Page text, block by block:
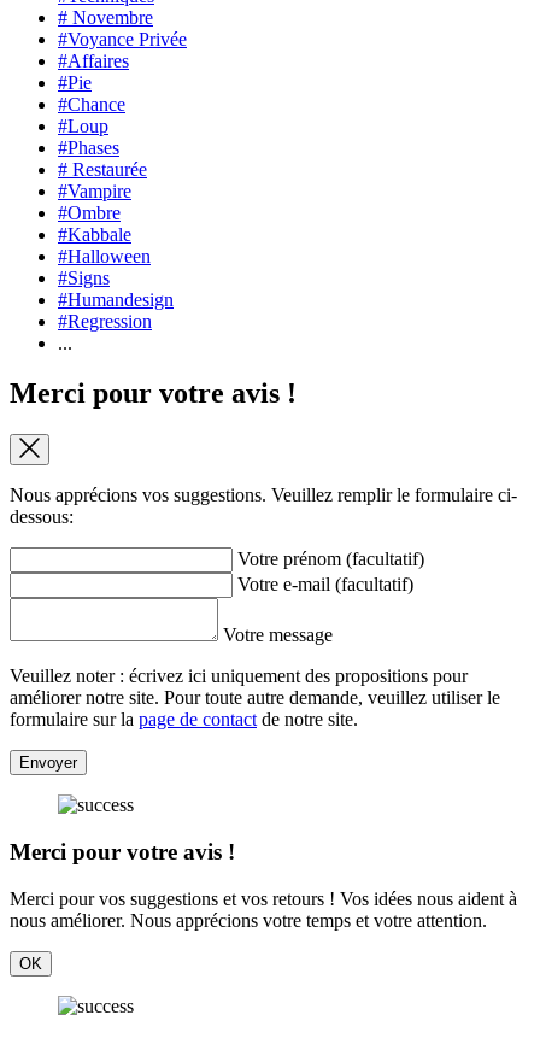
# Novembre
#Voyance Privée
#Affaires
#Pie
#Chance
#Loup
#Phases
# Restaurée
#Vampire
#Ombre
#Kabbale
#Halloween
#Signs
#Humandesign
#Regression
...
Merci pour votre avis !
Nous apprécions vos suggestions. Veuillez remplir le formulaire ci-
dessous:
Votre prénom (facultatif)
Votre e-mail (facultatif)
Votre message
Veuillez noter : écrivez ici uniquement des propositions pour
améliorer notre site. Pour toute autre demande, veuillez utiliser le
formulaire sur la page de contact de notre site.
Envoyer
Merci pour votre avis !
Merci pour vos suggestions et vos retours ! Vos idées nous aident à
nous améliorer. Nous apprécions votre temps et votre attention.
OK